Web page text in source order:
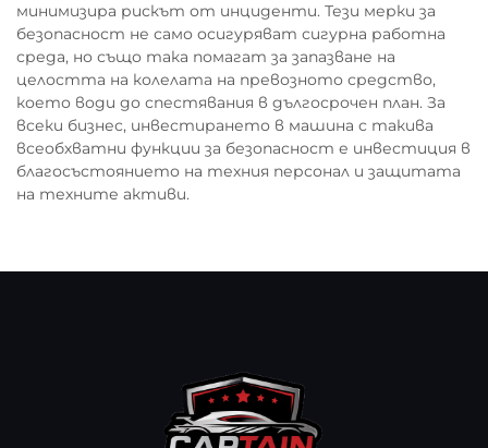
минимизира рискът от инциденти. Тези мерки за
безопасност не само осигуряват сигурна работна
среда, но също така помагат за запазване на
целостта на колелата на превозното средство,
което води до спестявания в дългосрочен план. За
всеки бизнес, инвестирането в машина с такива
всеобхватни функции за безопасност е инвестиция в
благосъстоянието на техния персонал и защитата
на техните активи.